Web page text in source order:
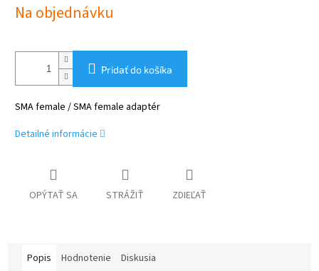
cena:
Na objednávku
Pridať do košíka
SMA female / SMA female adaptér
Detailné informácie
OPÝTAŤ SA STRÁŽIŤ ZDIEĽAŤ
Popis Hodnotenie Diskusia